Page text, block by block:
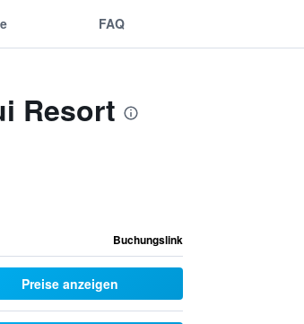
FAQ
Resort
Buchungslink
Preise anzeigen